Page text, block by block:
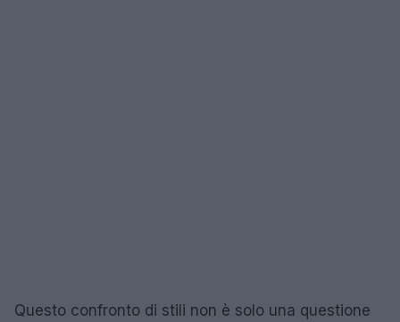
Questo confronto di stili non è solo una questione